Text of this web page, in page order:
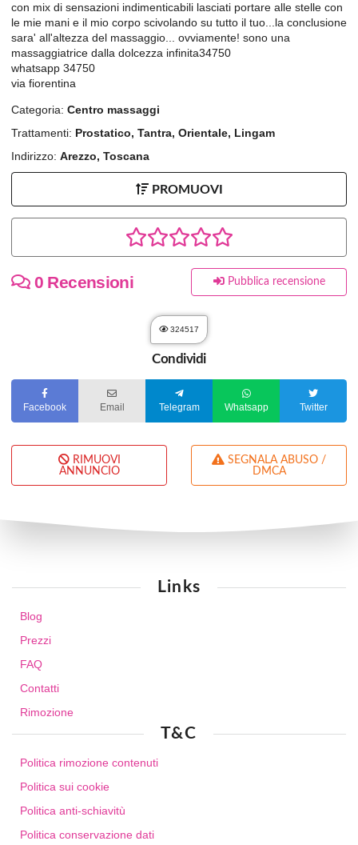
con mix di sensazioni indimenticabili lasciati portare alle stelle con
le mie mani e il mio corpo scivolando su tutto il tuo...la conclusione
sara' all'altezza del massaggio... ovviamente! sono una
massaggiatrice dalla dolcezza infinita34750
whatsapp 34750
via fiorentina
Categoria: Centro massaggi
Trattamenti: Prostatico, Tantra, Orientale, Lingam
Indirizzo: Arezzo, Toscana
PROMUOVI
0 Recensioni Pubblica recensione
324517
Condividi
Facebook Email Telegram Whatsapp Twitter
RIMUOVI
ANNUNCIO
DMCA
Links
Blog
Prezzi
FAQ
Contatti
Rimozione
T&C
Politica rimozione contenuti
Politica sui cookie
Politica anti-schiavitù
Politica conservazione dati